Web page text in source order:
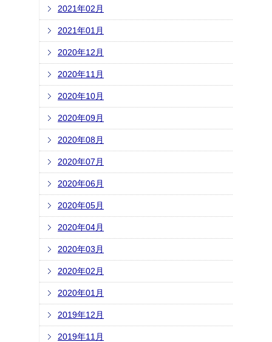
2021年02月
2021年01月
2020年12月
2020年11月
2020年10月
2020年09月
2020年08月
2020年07月
2020年06月
2020年05月
2020年04月
2020年03月
2020年02月
2020年01月
2019年12月
2019年11月